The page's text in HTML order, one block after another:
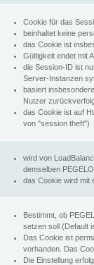
Cookie für das
beinhaltet keine
das Cookie ist
Gültigkeit endet mit
die Session-ID ist
Server-Instanzen
basiert
Nutzer
das Cookie ist auf
von "session theft")
wird von
demselben
das Cookie wird mit
Bestimmt, ob
setzen soll (Default
Das Cookie ist
vorhanden. Das
Die Einstellung